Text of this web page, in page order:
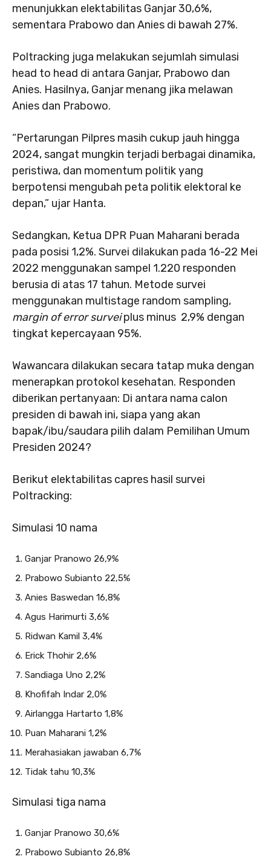
menunjukkan elektabilitas Ganjar 30,6%,
sementara Prabowo dan Anies di bawah 27%.
Poltracking juga melakukan sejumlah simulasi
head to head di antara Ganjar, Prabowo dan
Anies. Hasilnya, Ganjar menang jika melawan
Anies dan Prabowo.
“Pertarungan Pilpres masih cukup jauh hingga
2024, sangat mungkin terjadi berbagai dinamika,
peristiwa, dan momentum politik yang
berpotensi mengubah peta politik elektoral ke
depan,” ujar Hanta.
Sedangkan, Ketua DPR Puan Maharani berada
pada posisi 1,2%. Survei dilakukan pada 16-22 Mei
2022 menggunakan sampel 1.220 responden
berusia di atas 17 tahun. Metode survei
menggunakan multistage random sampling,
margin of error surveiplus minus 2,9% dengan
tingkat kepercayaan 95%.
Wawancara dilakukan secara tatap muka dengan
menerapkan protokol kesehatan. Responden
diberikan pertanyaan: Di antara nama calon
presiden di bawah ini, siapa yang akan
bapak/ibu/saudara pilih dalam Pemilihan Umum
Presiden 2024?
Berikut elektabilitas capres hasil survei
Poltracking:
Simulasi 10 nama
Ganjar Pranowo 26,9%
Prabowo Subianto 22,5%
Anies Baswedan 16,8%
Agus Harimurti 3,6%
Ridwan Kamil 3,4%
Erick Thohir 2,6%
Sandiaga Uno 2,2%
Khofifah Indar 2,0%
Airlangga Hartarto 1,8%
Puan Maharani 1,2%
Merahasiakan jawaban 6,7%
Tidak tahu 10,3%
Simulasi tiga nama
Ganjar Pranowo 30,6%
Prabowo Subianto 26,8%